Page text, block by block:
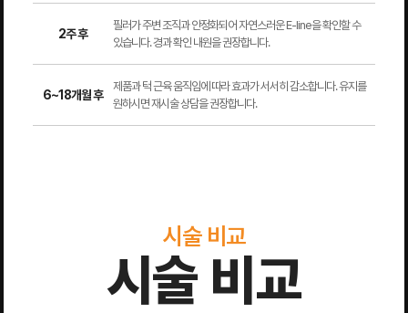
2주 후
필러가 주변 조직과 안정화되어 자연스러운 E-line을 확인할 수
있습니다. 경과 확인 내원을 권장합니다.
6~18개월 후
제품과 턱 근육 움직임에 따라 효과가 서서히 감소합니다. 유지를
원하시면 재시술 상담을 권장합니다.
시술 비교
시술 비교